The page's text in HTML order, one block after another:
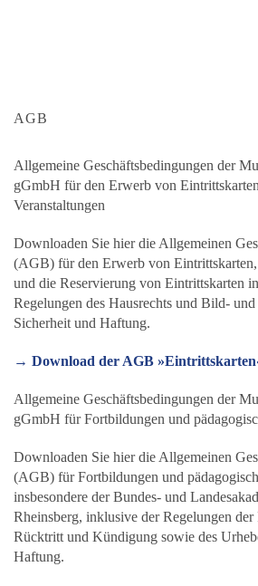
AGB
Allgemeine Geschäftsbedingungen der
gGmbH für den Erwerb von
Veranstaltungen
Downloaden Sie hier die Allgemeinen
(AGB) für den Erwerb von
und die Reservierung von Eintrittskarten
Regelungen des Hausrechts und Bild-
Sicherheit und Haftung.
→ Download der AGB
Allgemeine Geschäftsbedingungen der
gGmbH für Fortbildungen und
Downloaden Sie hier die Allgemeinen
(AGB) für Fortbildungen und
insbesondere der Bundes- und
Rheinsberg, inklusive der Regelungen der
Rücktritt und Kündigung sowie des
Haftung.